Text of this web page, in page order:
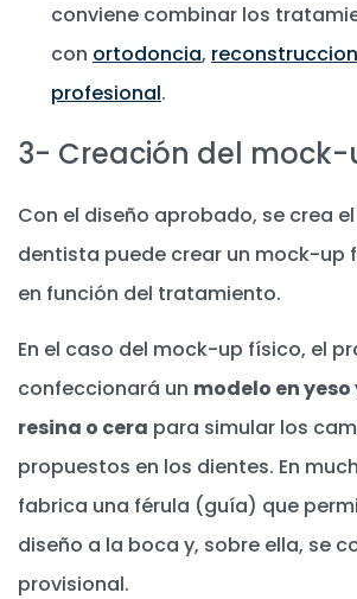
conviene combinar los
con ortodoncia,
profesional.
3- Creación del mock-
Con el diseño aprobado, se crea
dentista puede crear un mock-up
en función del tratamiento.
En el caso del mock-up físico, el
confeccionará un modelo en
resina o cera para simular los
propuestos en los dientes. En
fabrica una férula (guía) que
diseño a la boca y, sobre ella, se
provisional.